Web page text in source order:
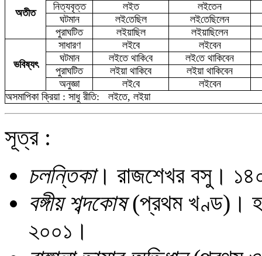
অতীত
নিত্যবৃত্ত
লইত
লইতেন
ঘটমান
লইতেছিল লইতেছিলেন
পুরাঘটিত
লইয়াছিল লইয়াছিলেন
ভবিষ্যৎ
সাধারণ লইবে
লইবেন
ঘটমান
লইতেথাকিবে লইতে থাকিবেন
পুরাঘটিত
লইয়াথাকিবে লইয়াথাকিবেন
অনুজ্ঞা
লইবে
লইবেন
অসমাপিকা ক্রিয়া : সাধু রীতি:
লইতে, লইয়া
সূত্র :
চলন্তিকা। রাজশেখর বসু।
বঙ্গীয় শব্দকোষ(প্রথম খণ্ড)।
২০০১।